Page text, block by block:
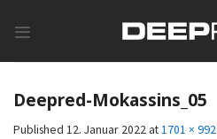
Deepred-Mokassins_05
Published 12. Januar 2022 at1701 × 992